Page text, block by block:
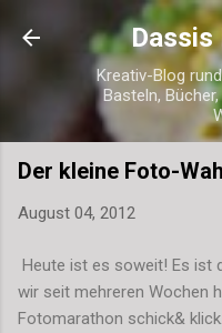
Direkt
Dassis
Kreativ-Blog
Basteln,
Der kleine Foto-
August 04, 2012
Heute ist es soweit! Es ist
wir seit mehreren Wochen
Fotomarathon schick& klick.